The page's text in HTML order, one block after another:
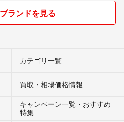
ランドを見る
カテゴリ一覧
買取・相場価格情報
キャンペーン一覧・おすすめ
特集